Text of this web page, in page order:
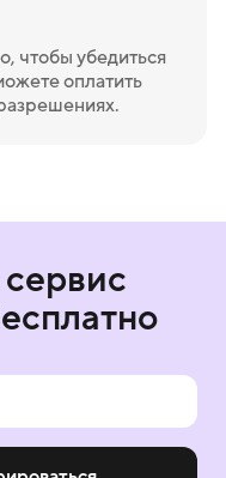
чтобы убедиться
оплатить